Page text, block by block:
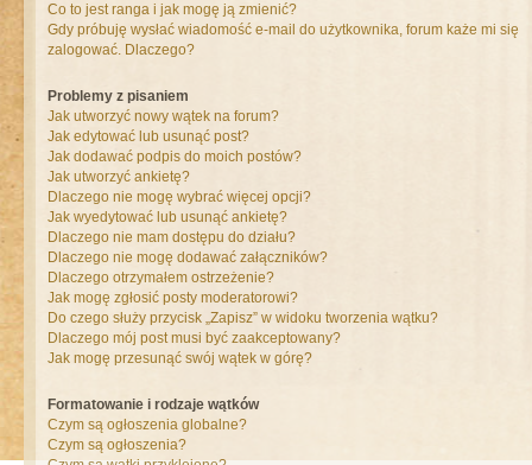
Co to jest ranga i jak mogę ją zmienić?
Gdy próbuję wysłać wiadomość e-mail do użytkownika, forum każe mi się
zalogować. Dlaczego?
Problemy z pisaniem
Jak utworzyć nowy wątek na forum?
Jak edytować lub usunąć post?
Jak dodawać podpis do moich postów?
Jak utworzyć ankietę?
Dlaczego nie mogę wybrać więcej opcji?
Jak wyedytować lub usunąć ankietę?
Dlaczego nie mam dostępu do działu?
Dlaczego nie mogę dodawać załączników?
Dlaczego otrzymałem ostrzeżenie?
Jak mogę zgłosić posty moderatorowi?
Do czego służy przycisk „Zapisz” w widoku tworzenia wątku?
Dlaczego mój post musi być zaakceptowany?
Jak mogę przesunąć swój wątek w górę?
Formatowanie i rodzaje wątków
Czym są ogłoszenia globalne?
Czym są ogłoszenia?